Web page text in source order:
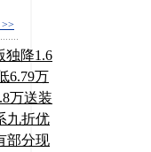
独降1.6
6.79万
万送装
九折优
部分现